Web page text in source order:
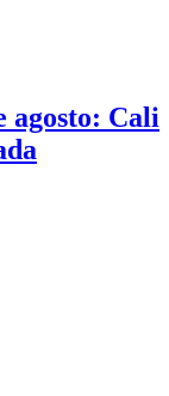
agosto: Cali